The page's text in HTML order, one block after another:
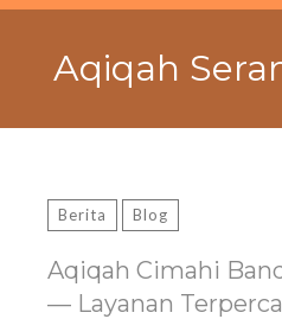
Search
Aqiqah
Berita Blog
Aqiqah Cimahi
— Layanan